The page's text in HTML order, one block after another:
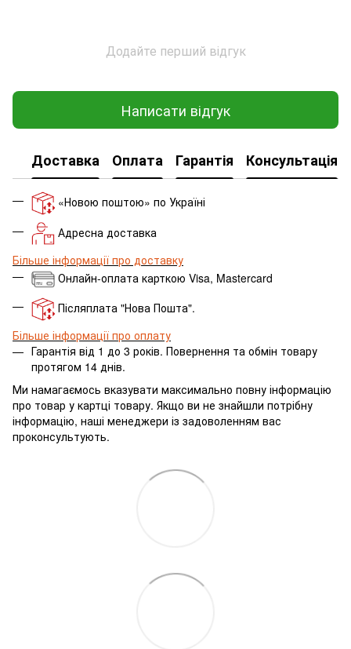
Додайте перший відгук
Написати відгук
Доставка Оплата Гарантія Консультація
«Новою поштою» по Україні
Адресна доставка
Більше інформації про доставку
Онлайн-оплата карткою Visa, Mastercard
Післяплата "Нова Пошта".
Більше інформації про оплату
Гарантія від 1 до 3 років. Повернення та обмін товару
протягом 14 днів.
Ми намагаємось вказувати максимально повну інформацію
про товар у картці товару. Якщо ви не знайшли потрібну
інформацію, наші менеджери із задоволенням вас
проконсультують.